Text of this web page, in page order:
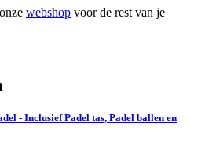
webshop voor de rest van je
- Inclusief Padel tas, Padel ballen en